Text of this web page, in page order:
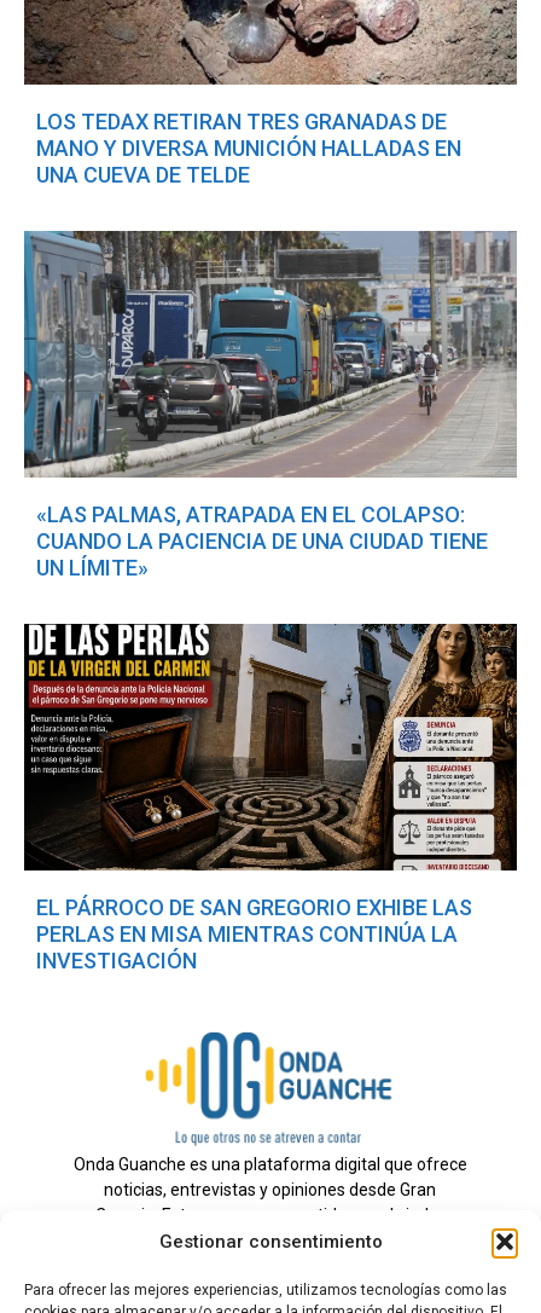
Gestionar consentimiento
Para ofrecer las mejores experiencias, utilizamos tecnologías como las
LOS TEDAX RETIRAN TRES GRANADAS DE
MANO Y DIVERSA MUNICIÓN HALLADAS EN
UNA CUEVA DE TELDE
«LAS PALMAS, ATRAPADA EN EL COLAPSO:
CUANDO LA PACIENCIA DE UNA CIUDAD TIENE
UN LÍMITE»
EL PÁRROCO DE SAN GREGORIO EXHIBE LAS
PERLAS EN MISA MIENTRAS CONTINÚA LA
INVESTIGACIÓN
Onda Guanche es una plataforma digital que ofrece
noticias, entrevistas y opiniones desde Gran
Canaria. Estamos comprometidos con brindar
información veraz y un periodismo independiente a